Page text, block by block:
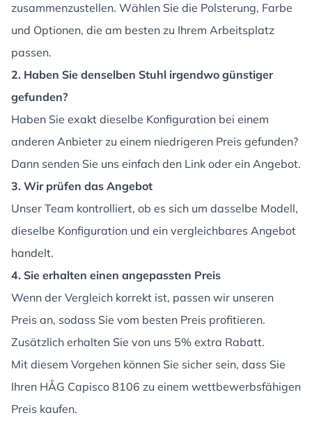
zusammenzustellen. Wählen Sie die Polsterung, Farbe
und Optionen, die am besten zu Ihrem Arbeitsplatz
passen.
2. Haben Sie denselben Stuhl irgendwo günstiger
gefunden?
Haben Sie exakt dieselbe Konfiguration bei einem
anderen Anbieter zu einem niedrigeren Preis gefunden?
Dann senden Sie uns einfach den Link oder ein Angebot.
3. Wir prüfen das Angebot
Unser Team kontrolliert, ob es sich um dasselbe Modell,
dieselbe Konfiguration und ein vergleichbares Angebot
handelt.
4. Sie erhalten einen angepassten Preis
Wenn der Vergleich korrekt ist, passen wir unseren
Preis an, sodass Sie vom besten Preis profitieren.
Zusätzlich erhalten Sie von uns 5% extra Rabatt.
Mit diesem Vorgehen können Sie sicher sein, dass Sie
Ihren HÅG Capisco 8106 zu einem wettbewerbsfähigen
Preis kaufen.